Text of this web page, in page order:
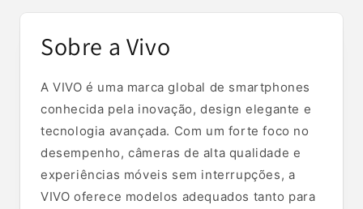
Sobre a Vivo
A VIVO é uma marca global de smartphones
conhecida pela inovação, design elegante e
tecnologia avançada. Com um forte foco no
desempenho, câmeras de alta qualidade e
experiências móveis sem interrupções, a
VIVO oferece modelos adequados tanto para